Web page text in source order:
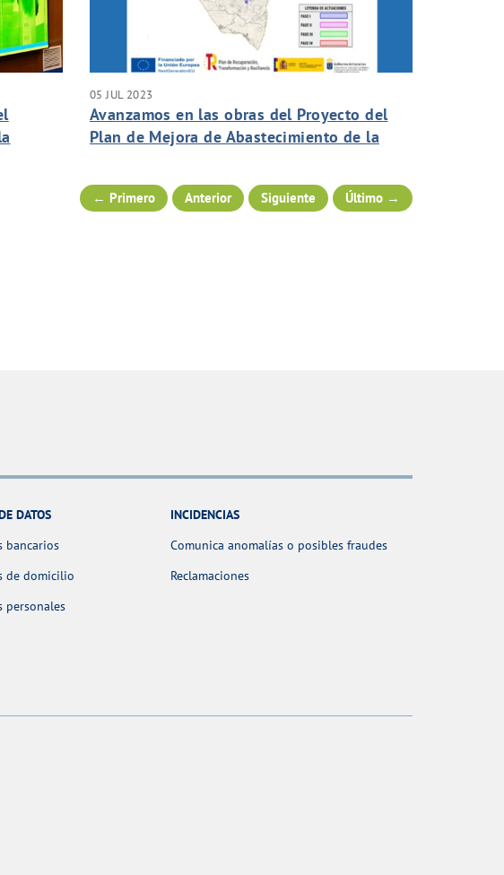
05 JUL 2023
Avanzamos en las obras del Proyecto del
Plan de Mejora de Abastecimiento de la
← Primero Anterior Siguiente Último →
DATOS
bancarios
de domicilio
personales
INCIDENCIAS
Comunica anomalías o posibles fraudes
Reclamaciones